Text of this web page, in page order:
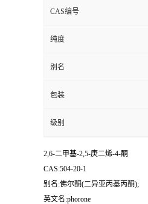
CAS编号
纯度
别名
包装
级别
2,6-二甲基-2,5-庚二烯-4-酮
CAS:504-20-1
别名:佛尔酮(二异亚丙基丙酮);
英文名:phorone